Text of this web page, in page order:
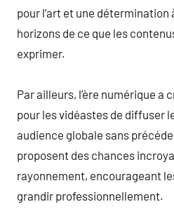
pour l’art et une détermination
horizons de ce que les
exprimer.
Par ailleurs, l’ère numérique a
pour les vidéastes de diffuser
audience globale sans
proposent des chances
rayonnement, encourageant
grandir professionnellement.